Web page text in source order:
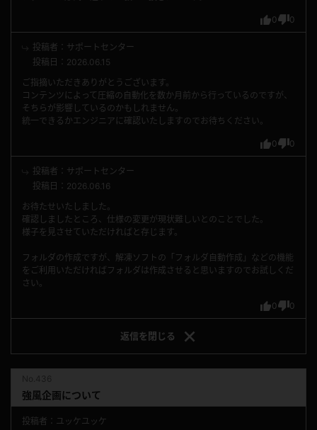
0 0
投稿者：サポートセンター
投稿日：2026.06.15
0 0
ご指摘いただきありがとうございます。
コンテンツによって圧縮の自動化を数か月前から行っているのですが、
そちらが影響しているのかもしれません。
統一できるかエンジニアに確認いたしますのでお待ちください。
投稿者：サポートセンター
投稿日：2026.06.16
0 0
お待たせいたしました。
確認しましたところ、仕様の変更が現状難しいとのことでした。
様子を見させていただければと存じます。
フォルダの作成ですが、解凍ソフトの「フォルダ自動作成」などの機能
をご利用いただければフォルダは作成させると思いますのでお試しくだ
さい。
返信を 閉じる
強風企画について
投稿者：ユッケユッケ